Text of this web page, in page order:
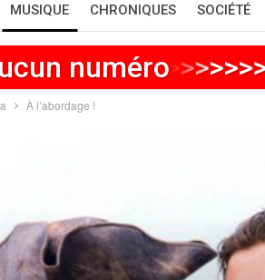
MUSIQUE CHRONIQUES SOCIÉTÉ
numéro>>>>>>
À l’abordage !